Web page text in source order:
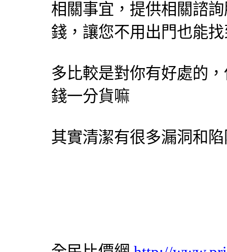
相關事宜，提供相關諮
錢，讓您不用出門也能
多比較是對你有好處的
錢一分貨嘛
其實清潔有很多漏洞和